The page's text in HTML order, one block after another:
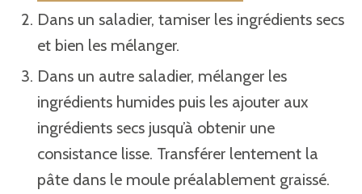
Dans un saladier, tamiser les ingrédients secs
et bien les mélanger.
Dans un autre saladier, mélanger les
ingrédients humides puis les ajouter aux
ingrédients secs jusqu’à obtenir une
consistance lisse. Transférer lentement la
pâte dans le moule préalablement graissé.